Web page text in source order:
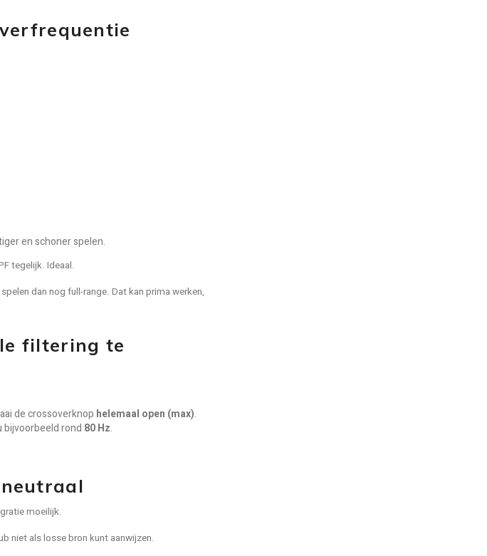
en schoner spelen.
tegelijk. Ideaal.
dan nog full-range. Dat kan prima werken,
filtering te
de crossoverknop helemaal open (max).
bijvoorbeeld rond 80 Hz.
moeilijk.
niet als losse bron kunt aanwijzen.